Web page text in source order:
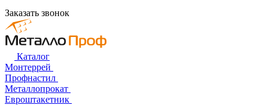
Заказать звонок
Каталог
Монтеррей
Профнастил
Металлопрокат
Евроштакетник